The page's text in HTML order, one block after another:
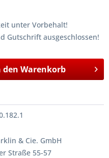
unter Vorbehalt!
Gutschrift ausgeschlossen!
den Warenkorb
& Cie. GmbH
Straße 55-57